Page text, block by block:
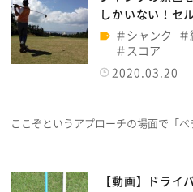
しかいない！セ
シャンク
スコア
2020.03.20
ここぞというアプローチの場面で「
【動画】ドライ